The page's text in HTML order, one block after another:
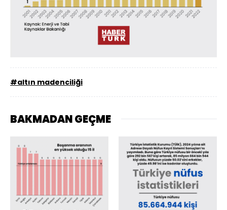
#altın madenciliği
BAKMADAN GEÇME